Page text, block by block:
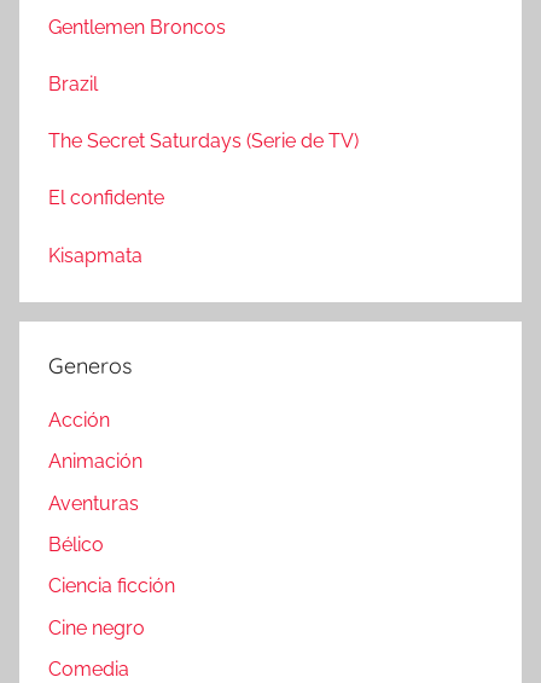
:Gentlemen Broncos
Brazil
The Secret Saturdays (Serie de TV)
El confidente
Kisapmata
Generos
Acción
Animación
Aventuras
Bélico
Ciencia ficción
Cine negro
Comedia